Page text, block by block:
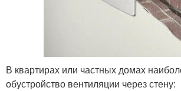
В квартирах или частных домах
обустройство вентиляции через стену: